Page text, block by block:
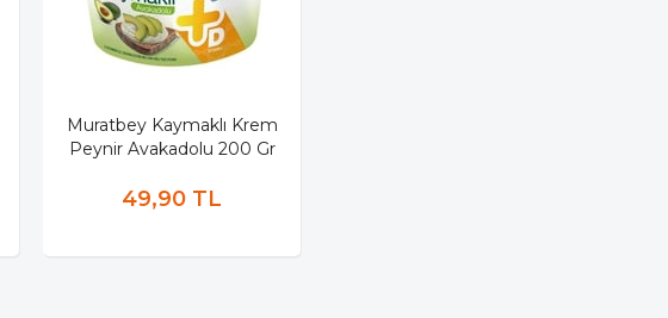
Muratbey Kaymaklı Krem
Peynir Avakadolu 200 Gr
49,90 TL